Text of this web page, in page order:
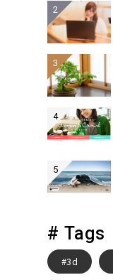
# Tags
3d